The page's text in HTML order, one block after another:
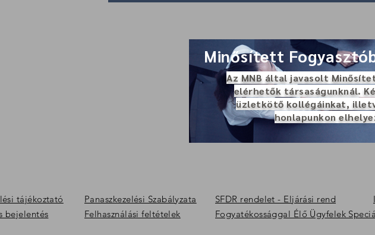
Minősített
Az MNB által javasolt
elérhetők társaságunknál.
üzletkötő kollégáinkat,
honlapunkon
tájékoztató SFDR rendelet - Eljárási rend
Panaszkezelési Szabályzata
bejelentés Felhasználási feltételek Fogyatékossággal Élő Ügyfelek